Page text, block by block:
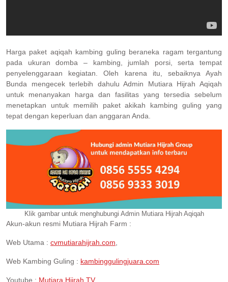
Harga paket aqiqah kambing guling beraneka ragam tergantung
pada ukuran domba – kambing, jumlah porsi, serta tempat
penyelenggaraan kegiatan. Oleh karena itu, sebaiknya Ayah
Bunda mengecek terlebih dahulu Admin Mutiara Hijrah Aqiqah
untuk menanyakan harga dan fasilitas yang tersedia sebelum
menetapkan untuk memilih paket akikah kambing guling yang
tepat dengan keperluan dan anggaran Anda.
Klik gambar untuk menghubungi Admin Mutiara Hijrah Aqiqah
Akun-akun resmi Mutiara Hijrah Farm :
Web Utama : cvmutiarahijrah.com
Web Kambing Guling : kambinggulingjuara.com
Youtube : Mutiara Hijrah TV